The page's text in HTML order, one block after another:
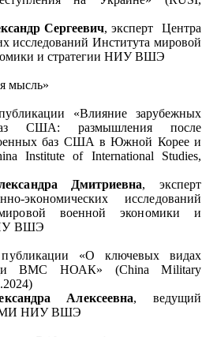
Сергеевич, эксперт Центра
исследований Института мировой
и стратегии НИУ ВШЭ
мысль»
«Влияние зарубежных
США: размышления после
баз США в Южной Корее и
Institute of International Studies,
Дмитриевна, эксперт
экономических исследований
военной экономики и
ВШЭ
«О ключевых видах
ВМС НОАК» (China Military
Алексеевна, ведущий
НИУ ВШЭ